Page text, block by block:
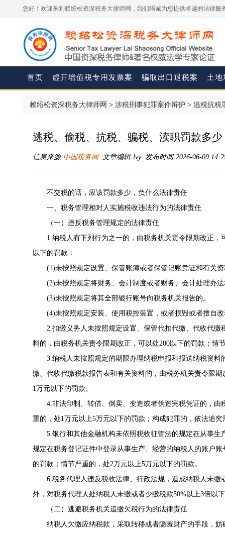
您好！欢迎来到赖绍松资深税务大律师网，我们竭诚为您提供卓越的法律服
首页 虚开增值税专用发票案 骗取出口退税案 土地
赖绍松资深税务大律师网 > 涉税刑事犯罪案件辩护 > 逃税抗税
逃税、偷税、抗税、骗税、渎职罚款多
信息来源:中国税务网文章编辑:lvy 发布时间:2026-06-09
不交税的话，应该罚款多少，负什么法律责任
一、税务管理相对人实施税收违法行为的法律责任
（一）违反税务管理规定的法律责任
1.纳税人有下列行为之一的，由税务机关责令限期改正
以下的罚款：
(1)未按照规定设置、保管账簿或者保管记账凭证和有关
(2)未按照规定将财务、会计制度或者财务、会计处理办
(3)未按照规定将其全部银行账号向税务机关报告的。
(4)未按照规定安装、使用税控装置，或者损毁或者擅自
2.扣缴义务人未按照规定设置、保管代扣代缴、代收代
料的，由税务机关责令限期改正，可以处200以下的罚款；情
3.纳税人未按照规定的期限办理纳税申报和报送纳税资
缴、代收代缴税款报告表和有关资料的，由税务机关责令限
1万元以下的罚款。
4.非法印制、转借、倒卖、变造或者伪造完税凭证的，
重的，处1万元以上5万元以下的罚款；构成犯罪的，依法追究
5.银行和其他金融机构未依照税收征管法的规定在从事
规定在税务登记证件中登录从事生产、经营的纳税人的账户
的罚款；情节严重的，处2万元以上5万元以下的罚款。
6.税务代理人违反税收法律、行政法规，造成纳税人未
外，对税务代理人处纳税人未缴或者少缴税款50%以上3倍以
（二）逃避税务机关追缴欠税行为的法律责任
纳税人欠缴应纳税款，采取转移或者隐匿财产的手段，